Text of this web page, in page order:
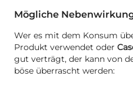
Mögliche
Wer es mit dem Konsum
Produkt verwendet oder
gut verträgt, der kann von
böse überrascht werden: